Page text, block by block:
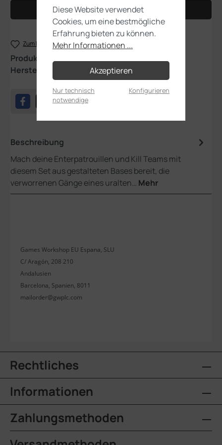
In den Warenkorb
Zum Merkzettel hinzufügen
Produktnummer:
Hersteller:
Games Workshop
Beschreibung
Mach deine Enterpatrouillen und Kill Teams mit
diesem Set aus gestalteten Bases bereit, die
verworrenen Gänge eines uralten… Mehr
Games Workshop EU Espana, SLU
C/ Aragón, 208 210
Andalusien
Barcelona, Spanien, 8011
mailorder@gwplc.com
Rechtliches
Informationen
Zahlungsmethoden
Diese Website verwendet
Cookies, um eine bestmögliche
Erfahrung bieten zu können.
Mehr Informationen ...
Akzeptieren
Nur technisch
notwendige
Konfigurieren